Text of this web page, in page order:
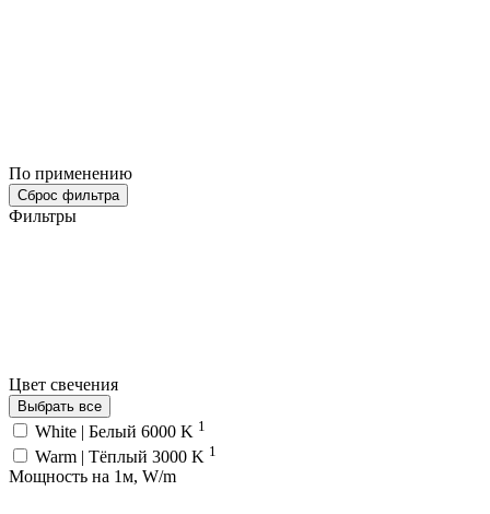
По применению
Сброс фильтра
Фильтры
Цвет свечения
Выбрать все
White | Белый 6000 K 1
Warm | Тёплый 3000 K 1
Мощность на 1м, W/m